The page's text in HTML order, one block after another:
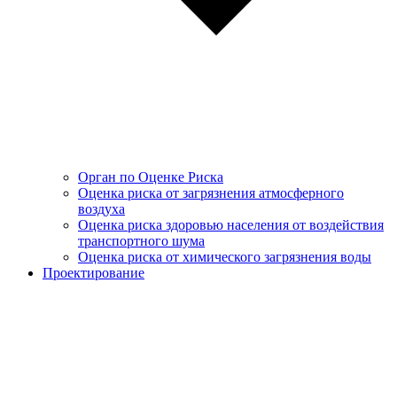
Орган по Оценке Риска
Оценка риска от загрязнения атмосферного
воздуха
Оценка риска здоровью населения от воздействия
транспортного шума
Оценка риска от химического загрязнения воды
Проектирование